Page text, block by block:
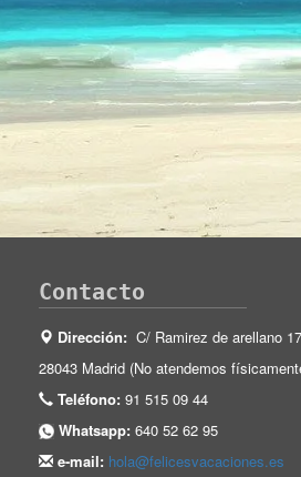
Contacto
Dirección: C/ Ramirez de arellano
28043 Madrid (No atendemos
Teléfono: 91 515 09 44
Whatsapp: 640 52 62 95
e-mail: hola@felicesvacaciones.es